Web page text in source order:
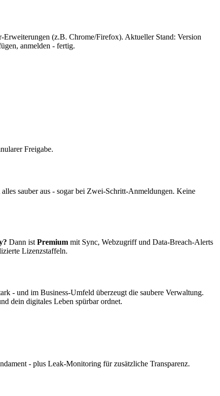
Erweiterungen (z.B. Chrome/Firefox). Aktueller Stand: Version
anmelden - fertig.
Freigabe.
sauber aus - sogar bei Zwei-Schritt-Anmeldungen. Keine
Dann ist Premium mit Sync, Webzugriff und Data-Breach-Alerts
Lizenzstaffeln.
- und im Business-Umfeld überzeugt die saubere Verwaltung.
dein digitales Leben spürbar ordnet.
- plus Leak-Monitoring für zusätzliche Transparenz.